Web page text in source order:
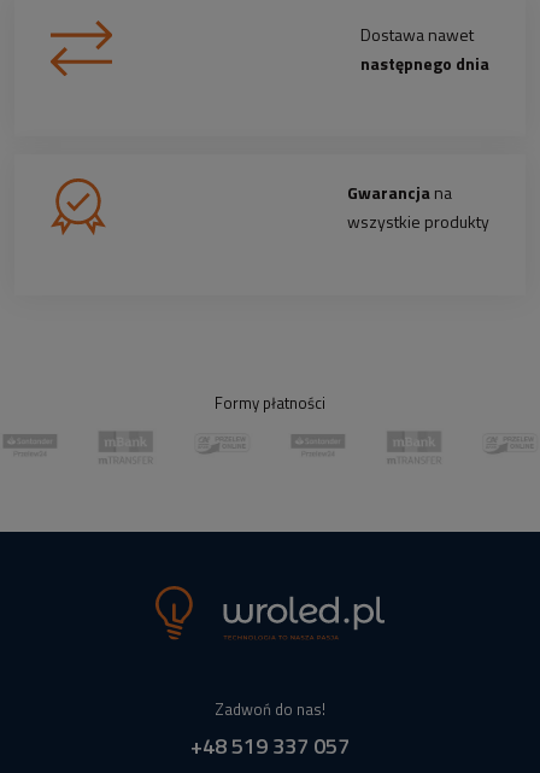
Dostawa nawet
następnego dnia
Gwarancjana
wszystkie produkty
Formy płatności
Zadwoń do nas!
+48 519 337 057